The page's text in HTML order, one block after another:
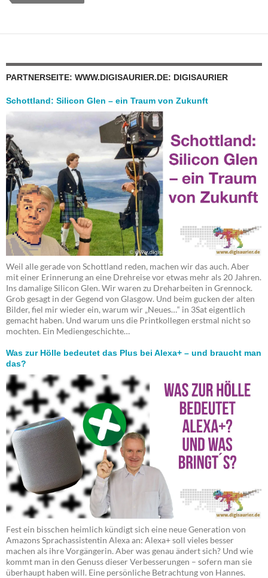
PARTNERSEITE: WWW.DIGISAURIER.DE: DIGISAURIER
Schottland: Silicon Glen – ein Traum von Zukunft
Weil alle gerade von Schottland reden, machen wir das auch. Aber
mit einer Erinnerung an eine Drehreise vor etwas mehr als 20 Jahren.
Ins damalige Silicon Glen. Wir waren zu Dreharbeiten in Grennock.
Grob gesagt in der Gegend von Glasgow. Und beim gucken der alten
Bilder, fiel mir wieder ein, warum wir „Neues…“ in 3Sat eigentlich
gemacht haben. Und warum uns die Printkollegen erstmal nicht so
mochten. Ein Mediengeschichte…
Was zur Hölle bedeutet das Plus bei Alexa+ – und braucht man
das?
Fest ein bisschen heimlich kündigt sich eine neue Generation von
Amazons Sprachassistentin Alexa an: Alexa+ soll vieles besser
machen als ihre Vorgängerin. Aber was genau ändert sich? Und wie
kommt man in den Genuss dieser Verbesserungen – sofern man sie
überhaupt haben will. Eine persönliche Betrachtung von Hannes.